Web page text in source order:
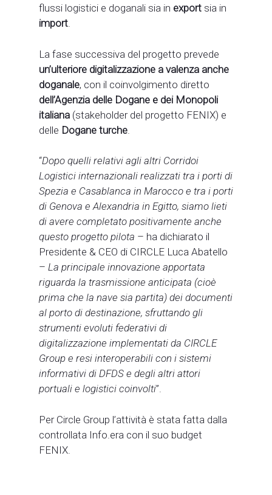
flussi logistici e doganali sia in export sia in
import.
La fase successiva del progetto prevede
un’ulteriore digitalizzazione a valenza anche
doganale, con il coinvolgimento diretto
dell’Agenzia delle Dogane e dei Monopoli
italiana (stakeholder del progetto FENIX) e
delle Dogane turche
“Dopo quelli relativi agli altri Corridoi
Logistici internazionali realizzati tra i porti di
Spezia e Casablanca in Marocco e tra i porti
di Genova e Alexandria in Egitto, siamo lieti
di avere completato positivamente anche
questo progetto pilota – ha dichiarato il
Presidente & CEO di CIRCLE Luca Abatello
– La principale innovazione apportata
riguarda la trasmissione anticipata (cioè
prima che la nave sia partita) dei documenti
al porto di destinazione, sfruttando gli
strumenti evoluti federativi di
digitalizzazione implementati da CIRCLE
Group e resi interoperabili con i sistemi
informativi di DFDS e degli altri attori
portuali e logistici coinvolti”.
Per Circle Group l’attività è stata fatta dalla
controllata Info.era con il suo budget
FENIX.